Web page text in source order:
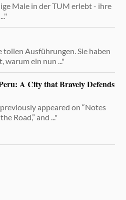
Male in der TUM erlebt - ihre
tollen Ausführungen. Sie haben
warum ein nun ..."
A City that Bravely Defends
appeared on “Notes
Road,” and ..."